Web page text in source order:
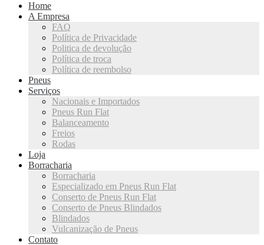
Home
A Empresa
FAQ
Política de Privacidade
Politica de devolução
Política de troca
Política de reembolso
Pneus
Serviços
Nacionais e Importados
Pneus Run Flat
Balanceamento
Freios
Rodas
Loja
Borracharia
Borracharia
Especializado em Pneus Run Flat
Conserto de Pneus Run Flat
Conserto de Pneus Blindados
Blindados
Vulcanização de Pneus
Contato